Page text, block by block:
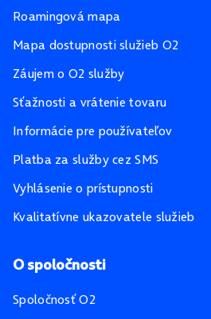
Roamingová mapa
Mapa dostupnosti služieb O2
Záujem o O2 služby
Sťažnosti a vrátenie tovaru
Informácie pre používateľov
Platba za služby cez SMS
Vyhlásenie o prístupnosti
Kvalitatívne ukazovatele služieb
O spoločnosti
Spoločnosť O2